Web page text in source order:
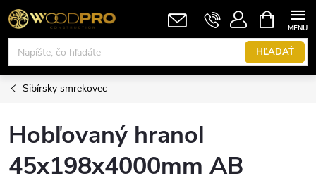
Prejsť
na
obsah
HĽADAŤ
KOŠÍK
Sibírsky smrekovec
Hobľovaný hranol
45x198x4000mm AB